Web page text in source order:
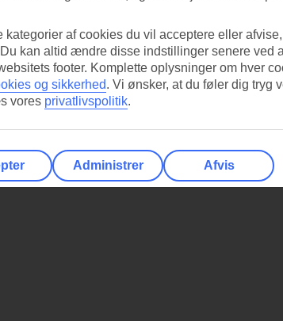
af cookies du vil acceptere eller
kan altid ændre disse indstillinger senere ved
footer. Komplette oplysninger om hver
og sikkerhed. Vi ønsker, at du føler dig tryg
vores privatlivspolitik.
Administrer Afvis